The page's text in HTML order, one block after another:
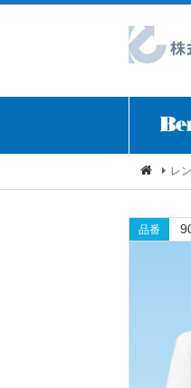
レ
品番